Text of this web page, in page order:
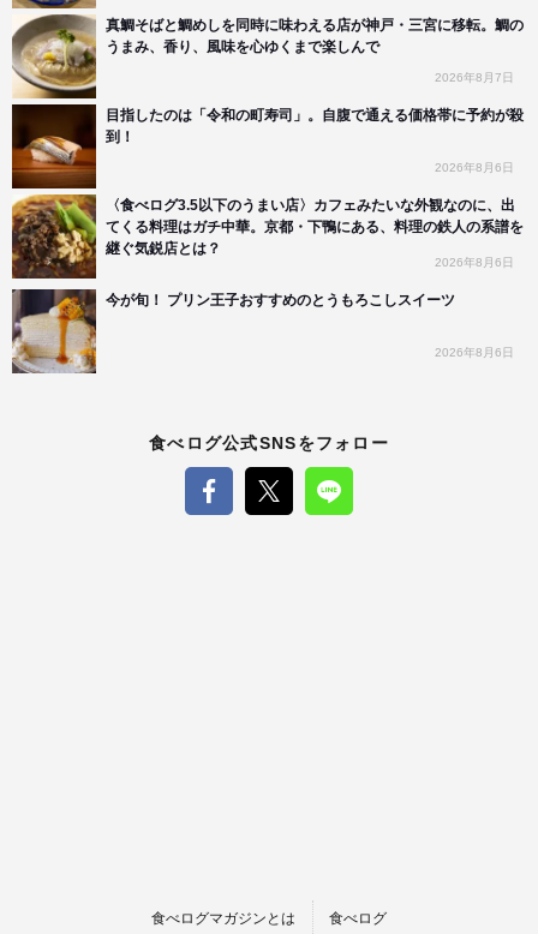
真鯛そばと鯛めしを同時に味わえる店が神戸・三宮に移転。鯛の
うまみ、香り、風味を心ゆくまで楽しんで
2026年8月7日
目指したのは「令和の町寿司」。自腹で通える価格帯に予約が殺
到！
2026年8月6日
〈食べログ3.5以下のうまい店〉カフェみたいな外観なのに、出
てくる料理はガチ中華。京都・下鴨にある、料理の鉄人の系譜を
継ぐ気鋭店とは？
2026年8月6日
今が旬！ プリン王子おすすめのとうもろこしスイーツ
2026年8月6日
食べログ公式SNSをフォロー
食べログマガジンとは 食べログ